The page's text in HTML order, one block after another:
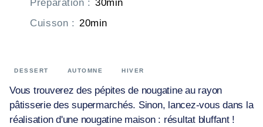
Préparation : 30min
Cuisson : 20min
DESSERT AUTOMNE HIVER
Vous trouverez des pépites de nougatine au rayon
pâtisserie des supermarchés. Sinon, lancez-vous dans la
réalisation d'une nougatine maison : résultat bluffant !